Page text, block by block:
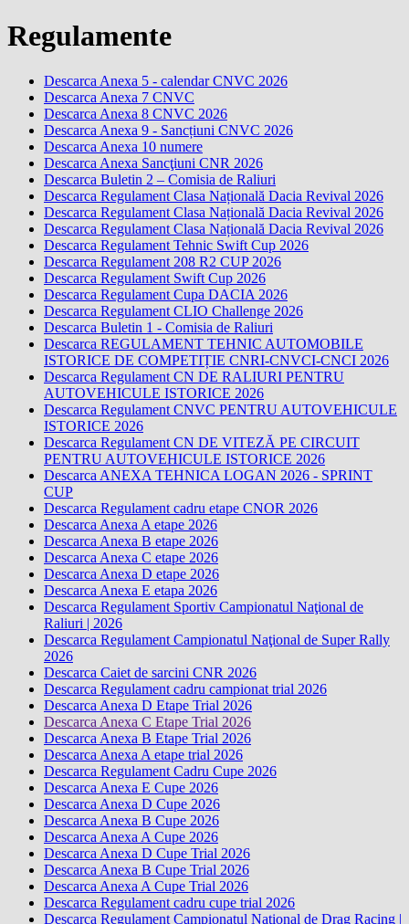
Regulamente
Descarca Anexa 5 - calendar CNVC 2026
Descarca Anexa 7 CNVC
Descarca Anexa 8 CNVC 2026
Descarca Anexa 9 - Sancțiuni CNVC 2026
Descarca Anexa 10 numere
Descarca Anexa Sancţiuni CNR 2026
Descarca Buletin 2 – Comisia de Raliuri
Descarca Regulament Clasa Națională Dacia Revival 2026
Descarca Regulament Clasa Națională Dacia Revival 2026
Descarca Regulament Clasa Națională Dacia Revival 2026
Descarca Regulament Tehnic Swift Cup 2026
Descarca Regulament 208 R2 CUP 2026
Descarca Regulament Swift Cup 2026
Descarca Regulament Cupa DACIA 2026
Descarca Regulament CLIO Challenge 2026
Descarca Buletin 1 - Comisia de Raliuri
Descarca REGULAMENT TEHNIC AUTOMOBILE
ISTORICE DE COMPETIȚIE CNRI-CNVCI-CNCI 2026
Descarca Regulament CN DE RALIURI PENTRU
AUTOVEHICULE ISTORICE 2026
Descarca Regulament CNVC PENTRU AUTOVEHICULE
ISTORICE 2026
Descarca Regulament CN DE VITEZĂ PE CIRCUIT
PENTRU AUTOVEHICULE ISTORICE 2026
Descarca ANEXA TEHNICA LOGAN 2026 - SPRINT
CUP
Descarca Regulament cadru etape CNOR 2026
Descarca Anexa A etape 2026
Descarca Anexa B etape 2026
Descarca Anexa C etape 2026
Descarca Anexa D etape 2026
Descarca Anexa E etapa 2026
Descarca Regulament Sportiv Campionatul Naţional de
Raliuri | 2026
Descarca Regulament Campionatul Naţional de Super Rally
2026
Descarca Caiet de sarcini CNR 2026
Descarca Regulament cadru campionat trial 2026
Descarca Anexa D Etape Trial 2026
Descarca Anexa C Etape Trial 2026
Descarca Anexa B Etape Trial 2026
Descarca Anexa A etape trial 2026
Descarca Regulament Cadru Cupe 2026
Descarca Anexa E Cupe 2026
Descarca Anexa D Cupe 2026
Descarca Anexa B Cupe 2026
Descarca Anexa A Cupe 2026
Descarca Anexa D Cupe Trial 2026
Descarca Anexa B Cupe Trial 2026
Descarca Anexa A Cupe Trial 2026
Descarca Regulament cadru cupe trial 2026
Descarca Regulament Campionatul Naţional de Drag Racing |